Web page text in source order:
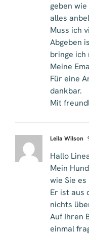
geben
alles
Muss ich
Abgeben
bringe ich
Meine
Für eine
dankbar.
Mit
Leila Wilson
Hallo
Mein
wie Sie
Er ist aus
nichts
Auf Ihren
einmal